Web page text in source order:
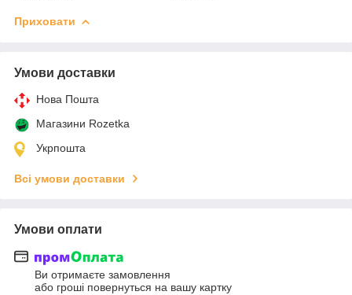
Приховати
Умови доставки
Нова Пошта
Магазини Rozetka
Укрпошта
Всі умови доставки
Умови оплати
Ви отримаєте замовлення
або гроші повернуться на вашу картку